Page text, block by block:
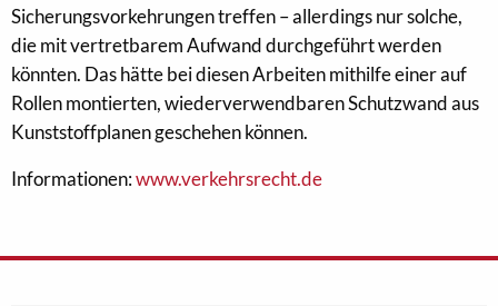
Sicherungsvorkehrungen treffen – allerdings nur solche,
die mit vertretbarem Aufwand durchgeführt werden
könnten. Das hätte bei diesen Arbeiten mithilfe einer auf
Rollen montierten, wiederverwendbaren Schutzwand aus
Kunststoffplanen geschehen können.
Informationen:www.verkehrsrecht.de